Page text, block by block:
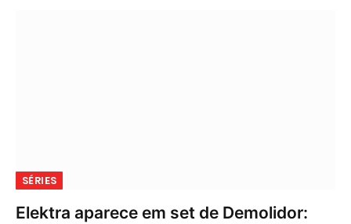
SÉRIES
Elektra aparece em set de Demolidor: